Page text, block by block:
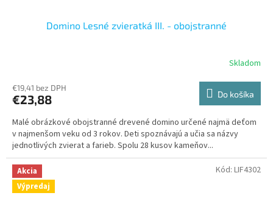
Domino Lesné zvieratká III. - obojstranné
Skladom
€19,41 bez DPH
€23,88 Do košíka
Malé obrázkové obojstranné drevené domino určené najmä deťom
v najmenšom veku od 3 rokov. Deti spoznávajú a učia sa názvy
jednotlivých zvierat a farieb. Spolu 28 kusov kameňov...
Akcia
Výpredaj
Kód: LIF4302